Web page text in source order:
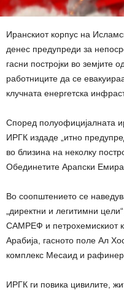
Иранскиот корпус на
денес предупреди за
гасни постројки во земјите
работниците да се
клучната енергетска
Според полуофицијалната
ИРГК издаде „итно
во близина на неколку
Обединетите Арапски
Во соопштението се
„директни и легитимни
САМРЕФ и петрохемискиот
Арабија, гасното поле Ал
комплекс Месаид и
ИРГК ги повика цивилите,